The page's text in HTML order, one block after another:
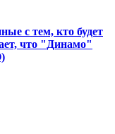
с тем, кто будет
что "Динамо"